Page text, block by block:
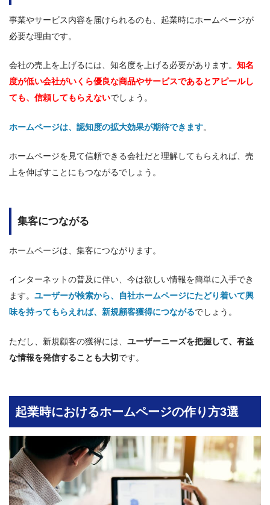
事業やサービス内容を届けられるのも、起業時にホームページが
必要な理由です。
会社の売上を上げるには、知名度を上げる必要があります。 知名
度が低い会社がいくら優良な商品やサービスであるとアピールし
ても、信頼してもらえないでしょう。
ホームページは、認知度の拡大効果が期待できます。
ホームページを見て信頼できる会社だと理解してもらえれば、売
上を伸ばすことにもつながるでしょう。
集客につながる
ホームページは、集客につながります。
インターネットの普及に伴い、今は欲しい情報を簡単に入手でき
ます。 ユーザーが検索から、自社ホームページにたどり着いて興
味を持ってもらえれば、新規顧客獲得につながるでしょう。
ただし、新規顧客の獲得には、 ユーザーニーズを把握して、有益
な情報を発信することも大切です。
起業時におけるホームページの作り方3選